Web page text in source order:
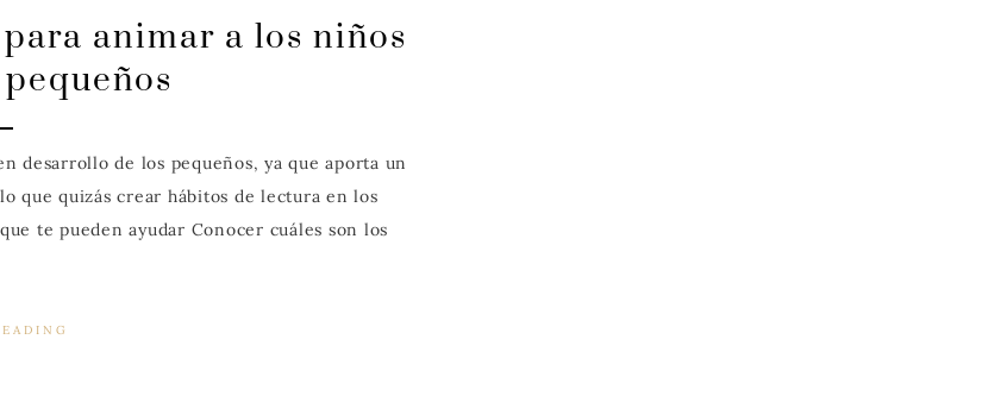
animar a los niños
desarrollo de los pequeños, ya que aporta un
que quizás crear hábitos de lectura en los
te pueden ayudar Conocer cuáles son los